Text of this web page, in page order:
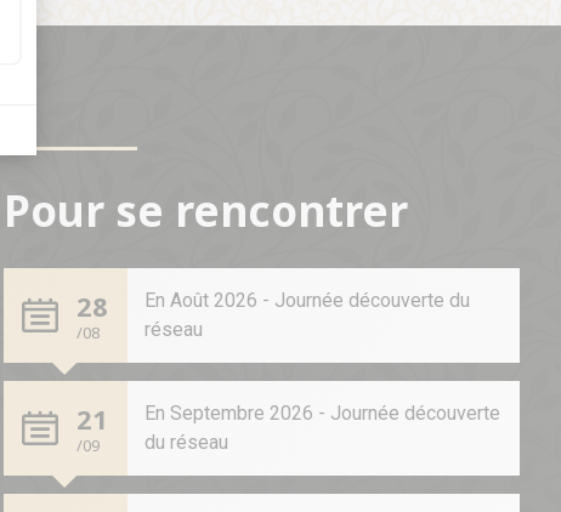
Pour se rencontrer
28
/08
En Août 2026 - Journée découverte du
réseau
21
/09
En Septembre 2026 - Journée découverte
du réseau